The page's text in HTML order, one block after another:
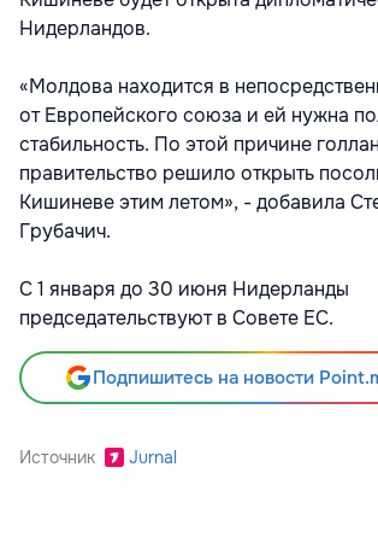
Нидерландов.
«Молдова находится в
от Европейского союза и ей нужна
стабильность. По этой причине
правительство решило открыть
Кишиневе этим летом», - добавила
Грубачич.
С 1 января до 30 июня Нидерланды
председательствуют в Совете ЕС.
Подпишитесь на новости
Источник Jurnal